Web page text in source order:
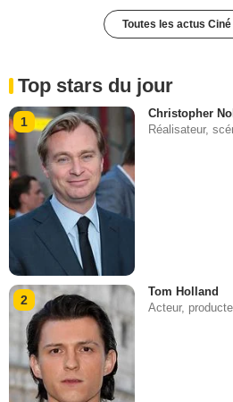
Toutes les actus
Top stars du jour
1
Christopher
Réalisateur,
2
Tom Holland
Acteur,